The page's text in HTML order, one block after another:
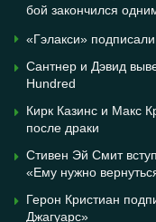
бой закончился
«Гэлакси»
Сантнер и Дэвид
Hundred
Кирк Казинс и Макс
после драки
Стивен Эй Смит
«Ему нужно
Герон Кристиан
Джагуарс»